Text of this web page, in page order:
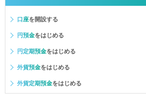
口座を開設する
円預金をはじめる
円定期預金をはじめる
外貨預金をはじめる
外貨定期預金をはじめる